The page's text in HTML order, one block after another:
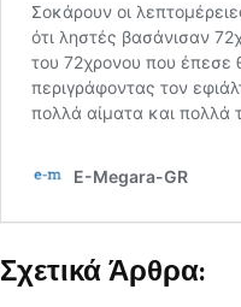
Σχετικά Άρθρα: